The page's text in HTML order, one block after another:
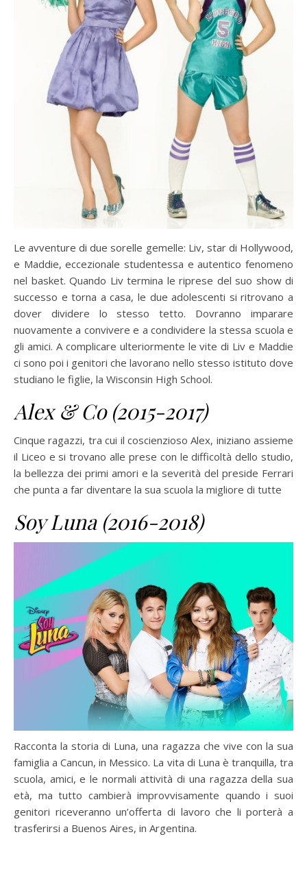
Le avventure di due sorelle gemelle: Liv, star di Hollywood,
e Maddie, eccezionale studentessa e autentico fenomeno
nel basket. Quando Liv termina le riprese del suo show di
successo e torna a casa, le due adolescenti si ritrovano a
dover dividere lo stesso tetto. Dovranno imparare
nuovamente a convivere e a condividere la stessa scuola e
gli amici. A complicare ulteriormente le vite di Liv e Maddie
ci sono poi i genitori che lavorano nello stesso istituto dove
studiano le figlie, la Wisconsin High School.
Alex & Co (2015-2017)
Cinque ragazzi, tra cui il coscienzioso Alex, iniziano assieme
il Liceo e si trovano alle prese con le difficoltà dello studio,
la bellezza dei primi amori e la severità del preside Ferrari
che punta a far diventare la sua scuola la migliore di tutte
Soy Luna (2016-2018)
Racconta la storia di Luna, una ragazza che vive con la sua
famiglia a Cancun, in Messico. La vita di Luna è tranquilla, tra
scuola, amici, e le normali attività di una ragazza della sua
età, ma tutto cambierà improvvisamente quando i suoi
genitori riceveranno un’offerta di lavoro che li porterà a
trasferirsi a Buenos Aires, in Argentina.